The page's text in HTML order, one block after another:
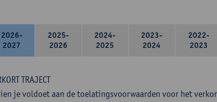
2026-
2027
2025-
2026
2024-
2025
2023-
2024
2022-
2023
TRAJECT
je voldoet aan de toelatingsvoorwaarden voor het